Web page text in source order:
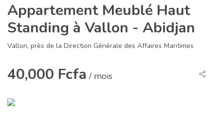
Appartement Meublé Haut
Standing à Vallon - Abidjan
Vallon, près de la Direction Générale des Affaires Maritimes
40,000 Fcfa / mois